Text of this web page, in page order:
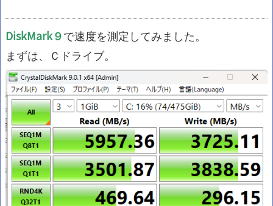
DiskMark９で速度を測定してみました。
まずは、Ｃドライブ。